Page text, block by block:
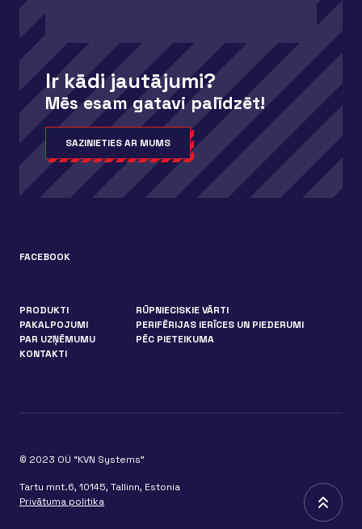
Ir kādi jautājumi?
Mēs esam gatavi palīdzēt!
SAZINIETIES AR MUMS
FACEBOOK
PRODUKTI
PAKALPOJUMI
PAR UZŅĒMUMU
KONTAKTI
RŪPNIECISKIE VĀRTI
PERIFĒRIJAS IERĪCES UN PIEDERUMI
PĒC PIETEIKUMA
© 2023 OÜ “KVN Systems”
Tartu mnt.6, 10145, Tallinn, Estonia
Privātuma politika